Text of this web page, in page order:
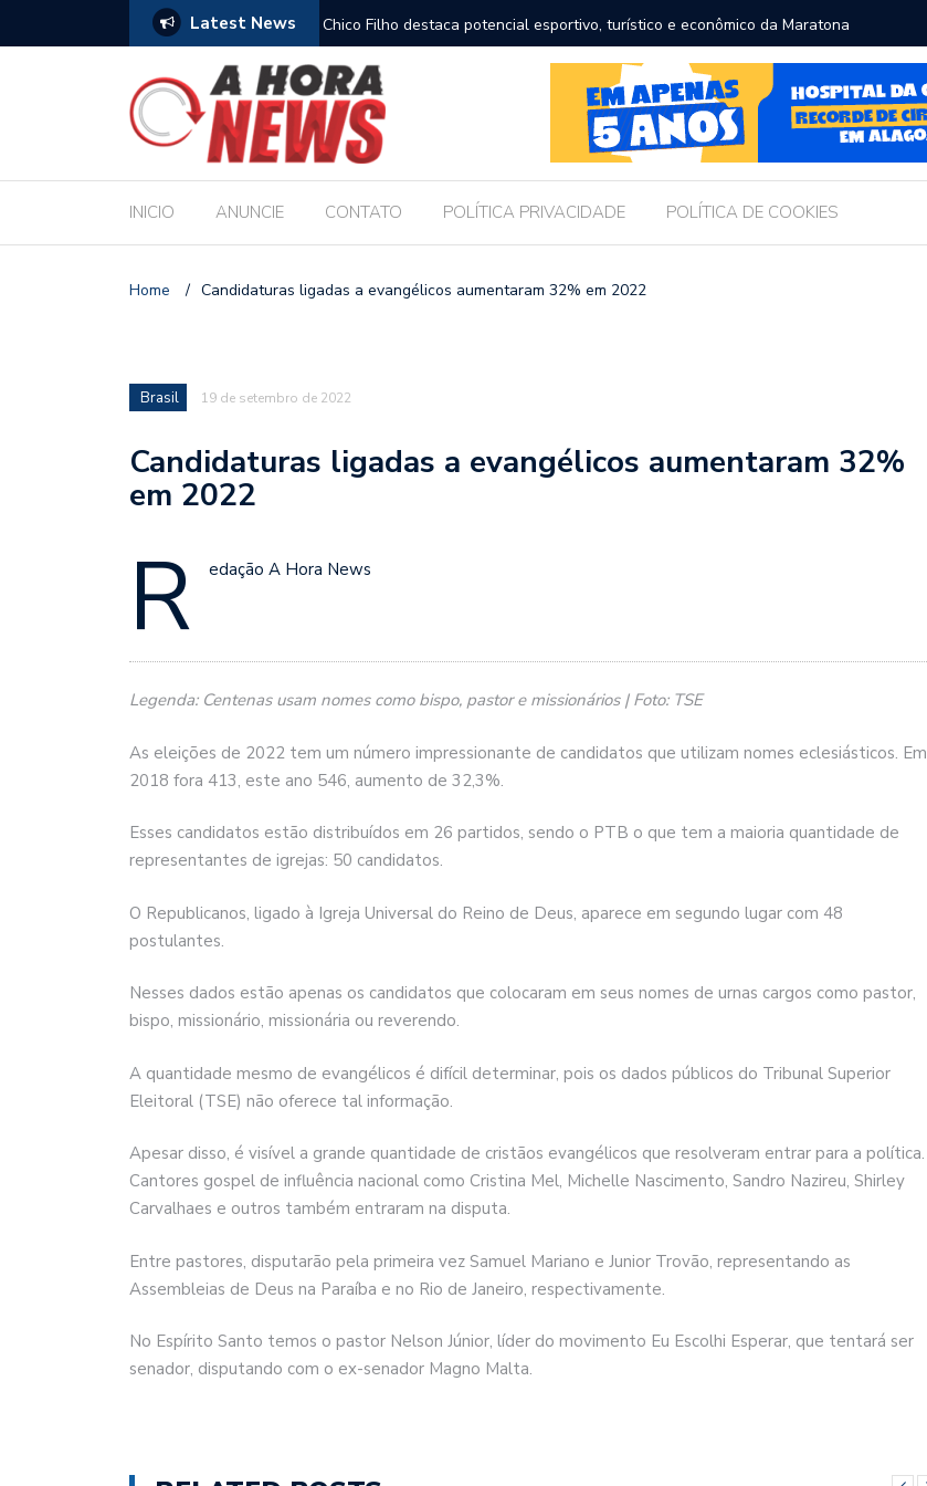
Latest News
escolares e sanciona jornada de 30 horas
Chico Filho destaca potencial esportivo, turístico e econômico da Maratona
Internacional de Maceió
INICIO ANUNCIE CONTATO POLÍTICA PRIVACIDADE POLÍTICA DE COOKIES
Home / Candidaturas ligadas a evangélicos aumentaram 32% em 2022
Brasil 19 de setembro de 2022
Candidaturas ligadas a evangélicos aumentaram 32%
em 2022
R edação A Hora News
Legenda: Centenas usam nomes como bispo, pastor e missionários | Foto: TSE
As eleições de 2022 tem um número impressionante de candidatos que utilizam nomes eclesiásticos. Em
2018 fora 413, este ano 546, aumento de 32,3%.
Esses candidatos estão distribuídos em 26 partidos, sendo o PTB o que tem a maioria quantidade de
representantes de igrejas: 50 candidatos.
O Republicanos, ligado à Igreja Universal do Reino de Deus, aparece em segundo lugar com 48
postulantes.
Nesses dados estão apenas os candidatos que colocaram em seus nomes de urnas cargos como pastor,
bispo, missionário, missionária ou reverendo.
A quantidade mesmo de evangélicos é difícil determinar, pois os dados públicos do Tribunal Superior
Eleitoral (TSE) não oferece tal informação.
Apesar disso, é visível a grande quantidade de cristãos evangélicos que resolveram entrar para a política.
Cantores gospel de influência nacional como Cristina Mel, Michelle Nascimento, Sandro Nazireu, Shirley
Carvalhaes e outros também entraram na disputa.
Entre pastores, disputarão pela primeira vez Samuel Mariano e Junior Trovão, representando as
Assembleias de Deus na Paraíba e no Rio de Janeiro, respectivamente.
No Espírito Santo temos o pastor Nelson Júnior, líder do movimento Eu Escolhi Esperar, que tentará ser
senador, disputando com o ex-senador Magno Malta.